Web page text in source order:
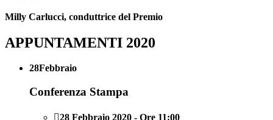
Milly Carlucci, conduttrice del Premio
APPUNTAMENTI 2020
28Febbraio
Conferenza Stampa
28 Febbraio 2020 - Ore 11:00